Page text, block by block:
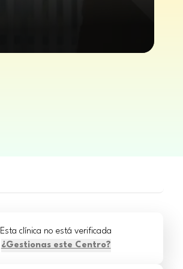
Esta clínica no está verificada
¿Gestionas este Centro?